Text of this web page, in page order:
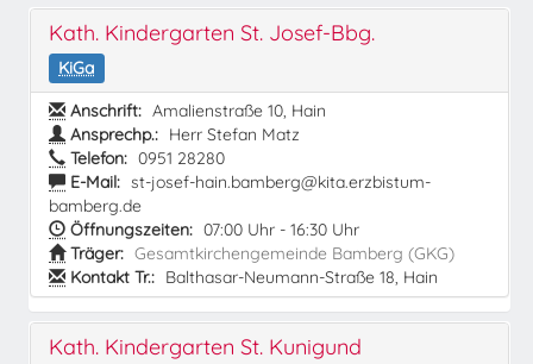
Kath. Kindergarten St. Josef-Bbg.
KiGa
Anschrift: Amalienstraße 10, Hain
Ansprechp.: Herr Stefan Matz
Telefon: 0951 28280
E-Mail: st-josef-hain.bamberg@kita.erzbistum-
bamberg.de
Öffnungszeiten: 07:00 Uhr - 16:30 Uhr
Träger: Gesamtkirchengemeinde Bamberg (GKG)
Kontakt Tr.: Balthasar-Neumann-Straße 18, Hain
Kath. Kindergarten St. Kunigund